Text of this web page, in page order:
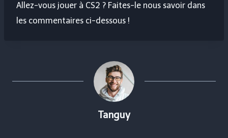
Allez-vous jouer à CS2 ? Faites-le nous savoir dans
les commentaires ci-dessous !
Tanguy